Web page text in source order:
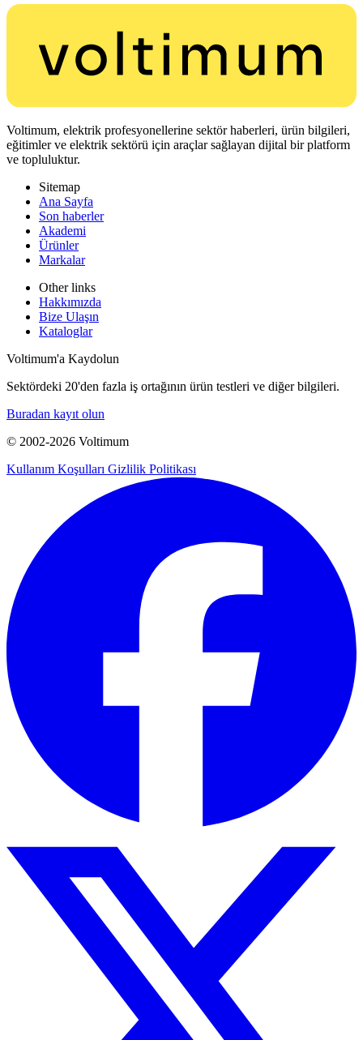
Voltimum, elektrik profesyonellerine sektör haberleri, ürün bilgileri,
eğitimler ve elektrik sektörü için araçlar sağlayan dijital bir platform
ve topluluktur.
Sitemap
Ana Sayfa
Son haberler
Akademi
Ürünler
Markalar
Other links
Hakkımızda
Bize Ulaşın
Kataloglar
Voltimum'a Kaydolun
Sektördeki 20'den fazla iş ortağının ürün testleri ve diğer bilgileri.
Buradan kayıt olun
© 2002-2026 Voltimum
Kullanım Koşulları Gizlilik Politikası